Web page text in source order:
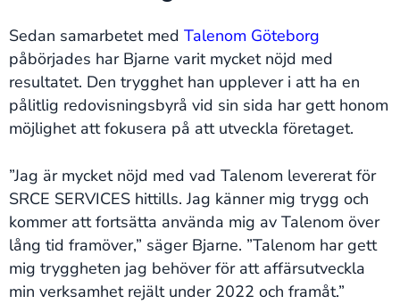
Sedan samarbetet med Talenom Göteborg
påbörjades har Bjarne varit mycket nöjd med
resultatet. Den trygghet han upplever i att ha en
pålitlig redovisningsbyrå vid sin sida har gett honom
möjlighet att fokusera på att utveckla företaget.
”Jag är mycket nöjd med vad Talenom levererat för
SRCE SERVICES hittills. Jag känner mig trygg och
kommer att fortsätta använda mig av Talenom över
lång tid framöver,” säger Bjarne. ”Talenom har gett
mig tryggheten jag behöver för att affärsutveckla
min verksamhet rejält under 2022 och framåt.”